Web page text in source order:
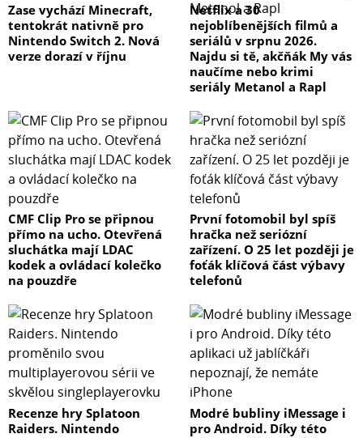
Zase vychází Minecraft,
tentokrát nativně pro
Nintendo Switch 2. Nová
verze dorazí v říjnu
Netflix a 30
nejoblíbenějších filmů a
seriálů v srpnu 2026.
Najdu si tě, akčňák My vás
naučíme nebo krimi
seriály Metanol a Rapl
CMF Clip Pro se připnou
přímo na ucho. Otevřená
sluchátka mají LDAC
kodek a ovládací kolečko
na pouzdře
První fotomobil byl spíš
hračka než seriózní
zařízení. O 25 let později je
foťák klíčová část výbavy
telefonů
Recenze hry Splatoon
Raiders. Nintendo
Modré bubliny iMessage i
pro Android. Díky této